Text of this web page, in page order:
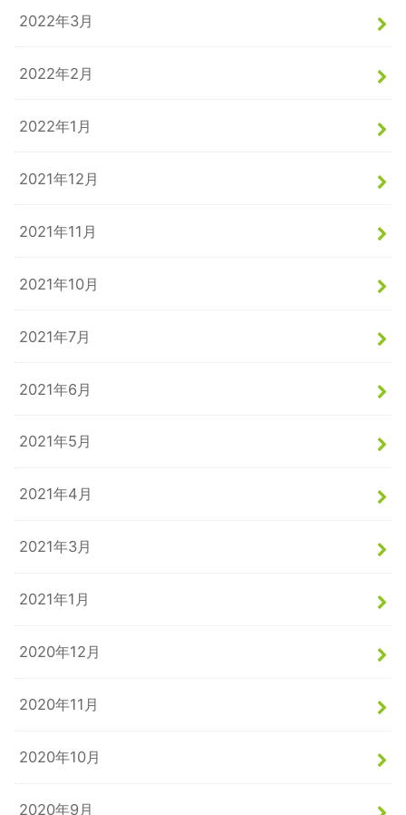
2022年3月
2022年2月
2022年1月
2021年12月
2021年11月
2021年10月
2021年7月
2021年6月
2021年5月
2021年4月
2021年3月
2021年1月
2020年12月
2020年11月
2020年10月
2020年9月